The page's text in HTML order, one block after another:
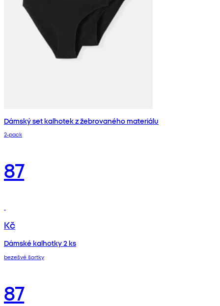
Dámský set kalhotek z žebrovaného materiálu
2‑pack
87
Kč
Dámské kalhotky 2 ks
bezešvé šortky
87